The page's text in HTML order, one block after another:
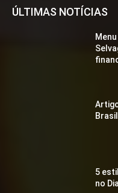
ÚLTIMAS NOTÍCIAS
5
no